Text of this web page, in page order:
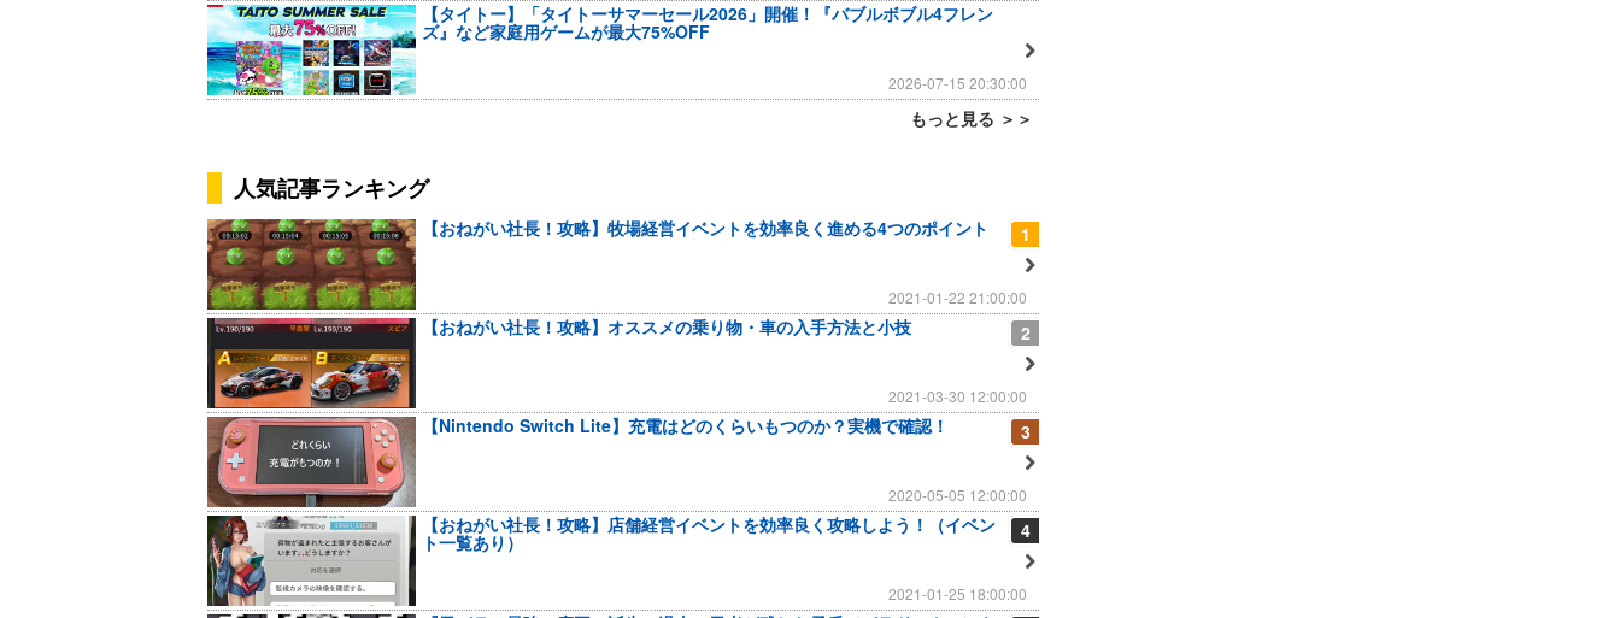
【タイトー】「タイトーサマーセール2026」開催！『バブルボブル4フレン
ズ』など家庭用ゲームが最大75%OFF
2026-07-15 20:30:00
もっと見る ＞＞
人気記事ランキング
1
【おねがい社長！攻略】牧場経営イベントを効率良く進める4つのポイント
2021-01-22 21:00:00
2
【おねがい社長！攻略】オススメの乗り物・車の入手方法と小技
2021-03-30 12:00:00
3
【Nintendo Switch Lite】充電はどのくらいもつのか？実機で確認！
2020-05-05 12:00:00
4
【おねがい社長！攻略】店舗経営イベントを効率良く攻略しよう！（イベン
ト一覧あり）
2021-01-25 18:00:00